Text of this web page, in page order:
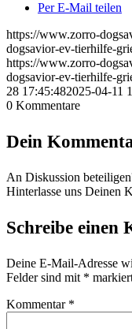
Per E-Mail teilen
https://www.zorro-
dogsavior-ev-tierhilfe-
https://www.zorro-
dogsavior-ev-tierhilfe-
28 17:45:482025-04-11
0 Kommentare
Dein
An Diskussion
Hinterlasse uns Deinen
Schreibe einen
Deine E-Mail-Adresse
Felder sind mit *
Kommentar *